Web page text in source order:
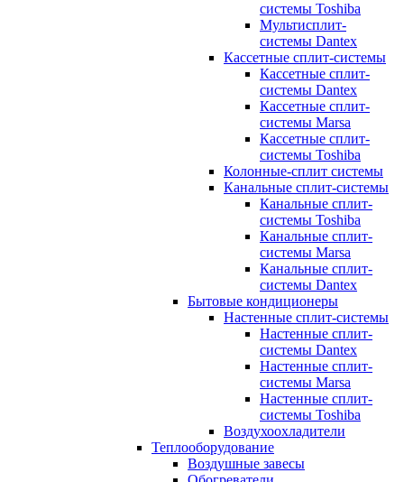
системы Toshiba
Мультисплит-
системы Dantex
Кассетные сплит-системы
Кассетные сплит-
системы Dantex
Кассетные сплит-
системы Marsa
Кассетные сплит-
системы Toshiba
Колонные-сплит системы
Канальные сплит-системы
Канальные сплит-
системы Toshiba
Канальные сплит-
системы Marsa
Канальные сплит-
системы Dantex
Бытовые кондиционеры
Настенные сплит-системы
Настенные сплит-
системы Dantex
Настенные сплит-
системы Marsa
Настенные сплит-
системы Toshiba
Воздухоохладители
Теплооборудование
Воздушные завесы